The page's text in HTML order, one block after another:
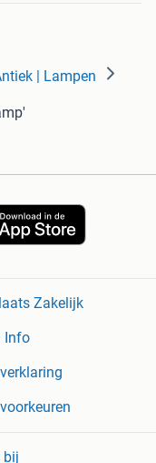
| Lampen
Zakelijk
Info
bij